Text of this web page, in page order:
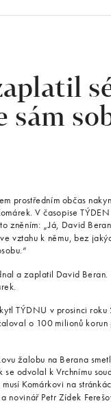
sám
prostředním občas
V časopise
zněním: „Já, David
vztahu k němu, bez
a zaplatil David Beran.
TÝDNU v prosinci
o 100 milionů korun
žalobu na Berana
odvolal k Vrchnímu
Komárkovi na
novinář Petr Zídek